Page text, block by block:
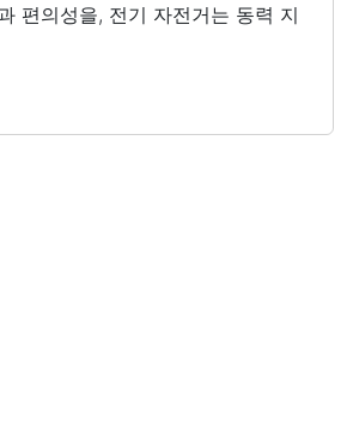
편의성을, 전기 자전거는 동력 지